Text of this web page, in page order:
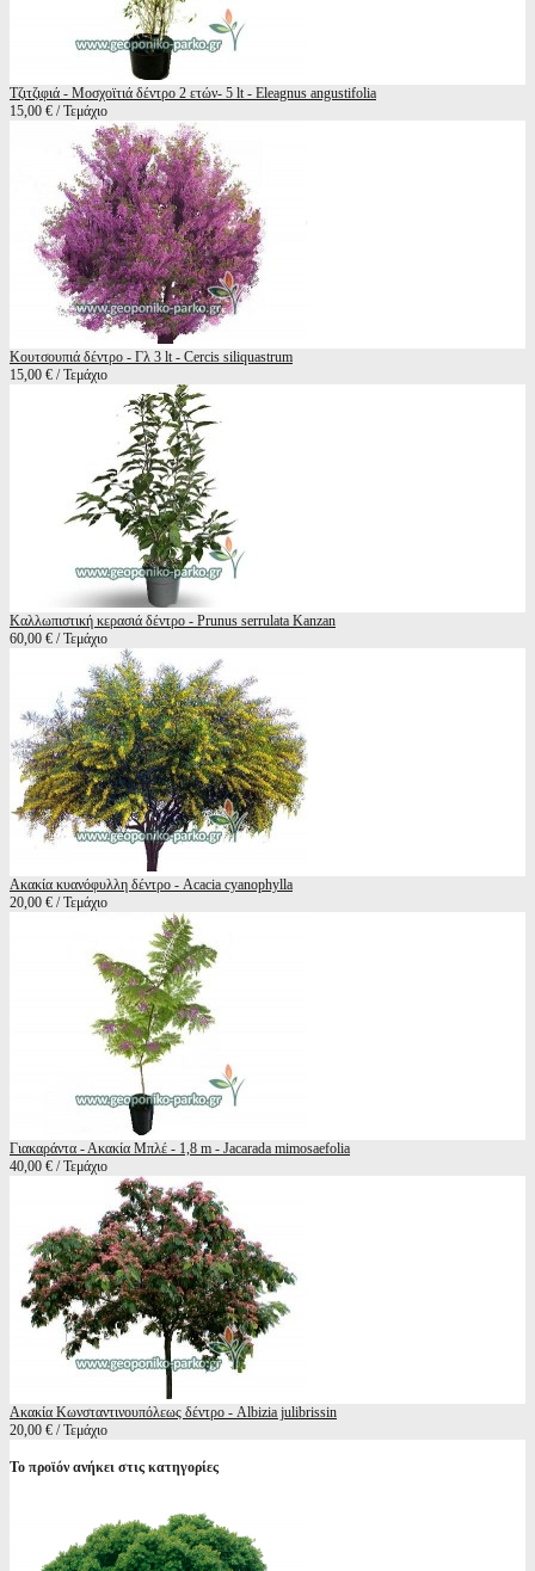
Τζιτζιφιά - Μοσχοϊτιά δέντρο 2 ετών- 5 lt - Eleagnus angustifolia
15,00 € / Τεμάχιο
Κουτσουπιά δέντρο - Γλ 3 lt - Cercis siliquastrum
15,00 € / Τεμάχιο
Καλλωπιστική κερασιά δέντρο - Prunus serrulata Kanzan
60,00 € / Τεμάχιο
Ακακία κυανόφυλλη δέντρο - Acacia cyanophylla
20,00 € / Τεμάχιο
Γιακαράντα - Ακακία Μπλέ - 1,8 m - Jacarada mimosaefolia
40,00 € / Τεμάχιο
Ακακία Κωνσταντινουπόλεως δέντρο - Albizia julibrissin
20,00 € / Τεμάχιο
Το προϊόν ανήκει στις κατηγορίες